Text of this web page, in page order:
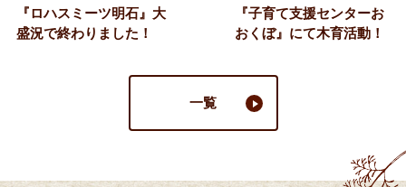
『ロハスミーツ明石』大
盛況で終わりました！
『子育て支援センターお
おくぼ』にて木育活動！
一覧